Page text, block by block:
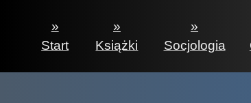
»
Start
»
Książki
»
Socjologia